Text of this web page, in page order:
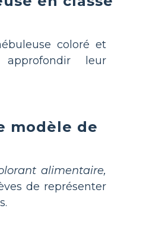
coloré et
leur
modèle de
alimentaire,
de représenter